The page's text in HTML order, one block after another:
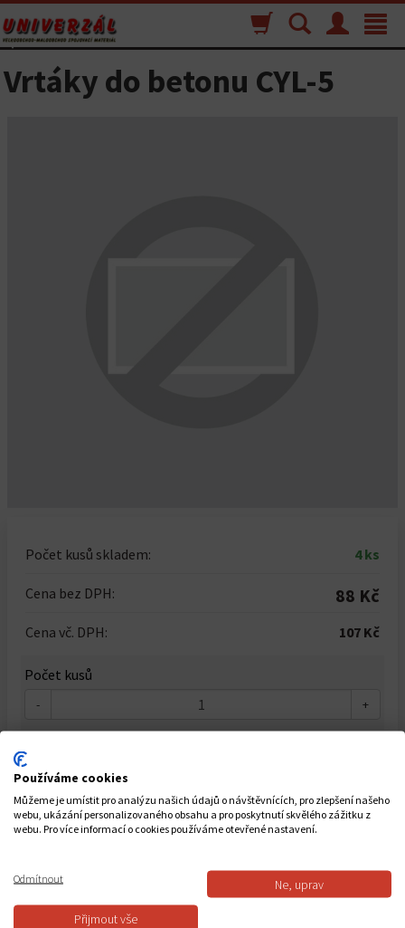
Toggle
Menu
Vyhľadávanie
Nákupný
košík
Vrtáky do betonu CYL-5
Počet kusů skladem: 4 ks
Cena bez DPH: 88 Kč
Cena vč. DPH: 107 Kč
Počet kusů
- +
Dostupnost: Skladem
Vrtáky do betonu CYL-5 ; 1kusové balení
Používáme cookies
Můžeme je umístit pro analýzu našich údajů o návštěvnících, pro zlepšení našeho
webu, ukázání personalizovaného obsahu a pro poskytnutí skvělého zážitku z
webu. Pro více informací o cookies používáme otevřené nastavení.
Odmítnout Ne, uprav
Přijmout vše